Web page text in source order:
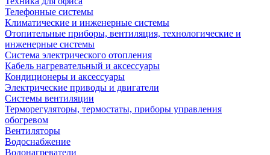
Телефонные системы
Климатические и инженерные системы
Отопительные приборы, вентиляция, технологические и
инженерные системы
Система электрического отопления
Кабель нагревательный и аксессуары
Кондиционеры и аксессуары
Электрические приводы и двигатели
Системы вентиляции
Терморегуляторы, термостаты, приборы управления
обогревом
Вентиляторы
Водоснабжение
Водонагреватели